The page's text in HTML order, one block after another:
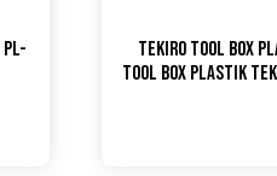
TEKIRO Tool Box
Tool Box Plastik